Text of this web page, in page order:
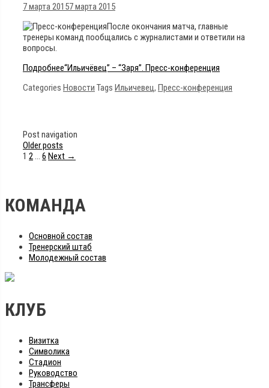
7 марта 20157 марта 2015
После окончания матча, главные
тренеры команд пообщались с журналистами и ответили на
вопросы.
Подробнее“Ильичёвец” – “Заря”. Пресс-конференция
Categories Новости Tags Ильичевец, Пресс-конференция
Post navigation
Older posts
1 2… 6 Next →
КОМАНДА
Основной состав
Тренерский штаб
Молодежный состав
КЛУБ
Визитка
Символика
Стадион
Руководство
Трансферы